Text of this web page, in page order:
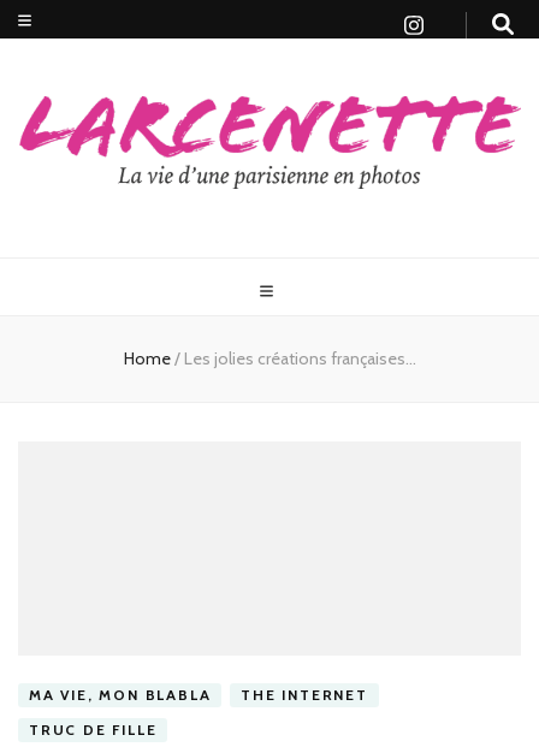
Home/ Les jolies créations françaises…
MA VIE, MON BLABLA
THE INTERNET
TRUC DE FILLE